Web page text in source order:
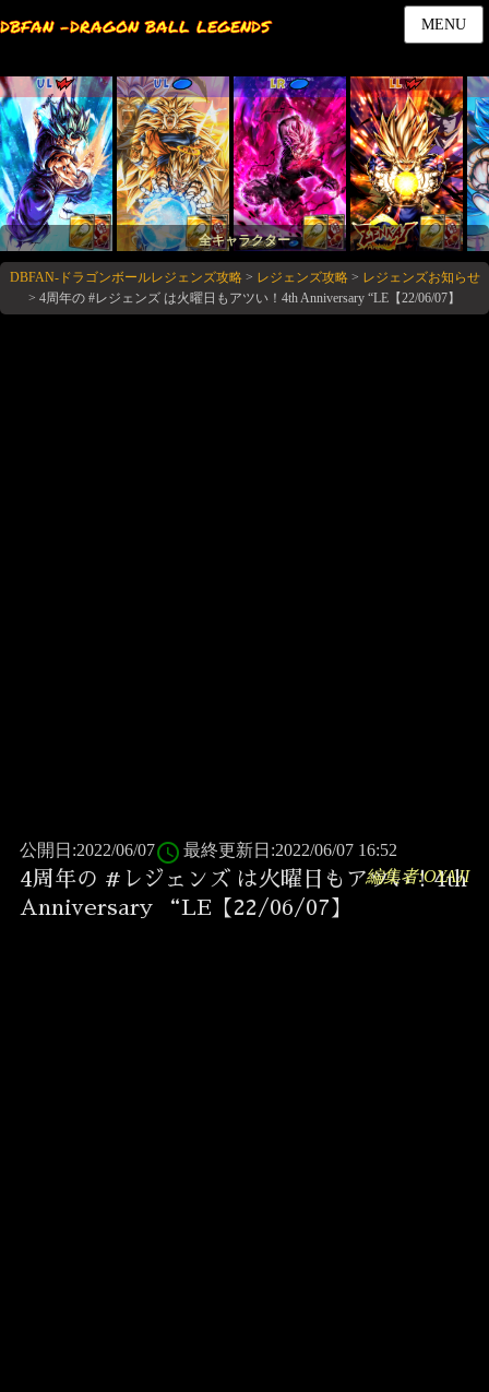
DBFAN -DRAGON BALL LEGENDS MENU
UL UL LR LL
全キャラクター
DBFAN-ドラゴンボールレジェンズ攻略> レジェンズ攻略> レジェンズお知らせ
> 4周年の #レジェンズ は火曜日もアツい！4th Anniversary “LE【22/06/07】
公開日:2022/06/07access_time 最終更新日:2022/06/07 16:52
4周年の #レジェンズ は火曜日もアツい！4th
Anniversary “LE【22/06/07】
編集者:OYAJI